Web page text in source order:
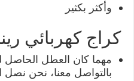
وأكثر بكثير
كراج كهربائي
مهما كان العطل الحاصل
بالتواصل معنا، نحن نصل